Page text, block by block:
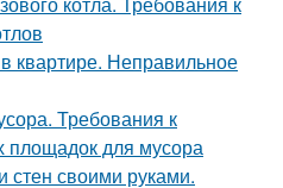
квартире. Неправильное
Требования к
для мусора
стен своими руками.